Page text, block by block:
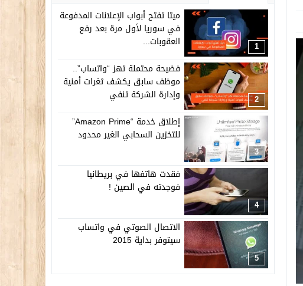
1
ميتا تفتح أبواب الإعلانات المدفوعة
في سوريا لأول مرة بعد رفع
العقوبات...
2
فضيحة محتملة تهز “واتساب”..
موظف سابق يكشف ثغرات أمنية
وإدارة الشركة تنفي
3
إطلاق خدمة “Amazon Prime”
للتخزين السحابي الغير محدود
4
فقدت هاتفها في بريطانيا
فوجدته في الصين !
5
الاتصال الصوتي في واتساب
سيتوفر بداية 2015